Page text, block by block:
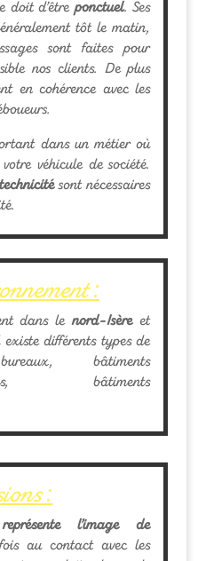
doit d’êtreponctuel. Ses
tôt le matin,
sont faites pour
nos clients. De plus
en cohérence avec les
dans un métier où
véhicule de société.
technicitésont nécessaires
:
dans lenord-Isèreet
différents types de
bâtiments
bâtiments
:
l’image de
au contact avec les